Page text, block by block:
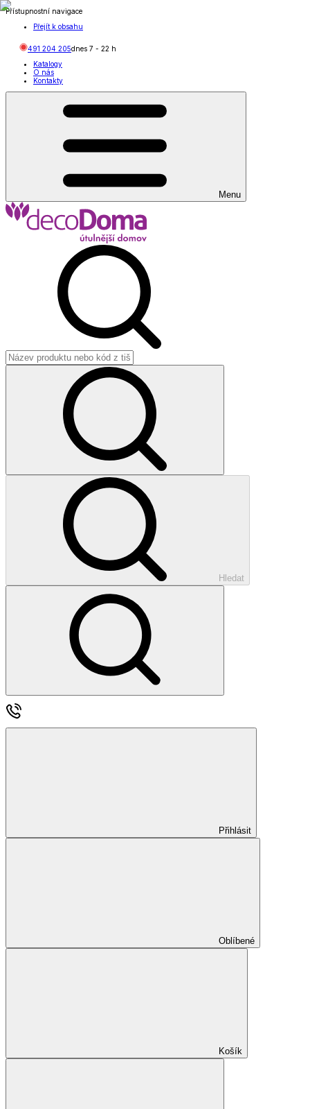
Přístupnostní navigace
Přejít k obsahu
491 204 205dnes 7 - 22 h
Katalogy
O nás
Kontakty
Menu
Hledat
Přihlásit
Oblíbené
Košík